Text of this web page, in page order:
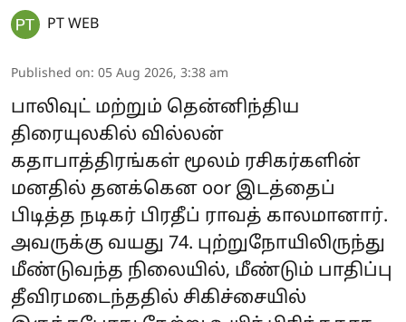
PT WEB
Published on: 05 Aug 2026, 3:38 am
பாலிவுட் மற்றும் தென்னிந்திய
திரையுலகில் வில்லன்
கதாபாத்திரங்கள் மூலம் ரசிகர்களின்
மனதில் தனக்கென oor இடத்தைப்
பிடித்த நடிகர் பிரதீப் ராவத் காலமானார்.
அவருக்கு வயது 74. புற்றுநோயிலிருந்து
மீண்டுவந்த நிலையில், மீண்டும் பாதிப்பு
தீவிரமடைந்ததில் சிகிச்சையில்